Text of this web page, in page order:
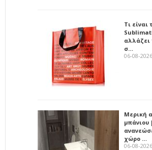
Τι είναι
αλλάζει
σ…
06-08-2026
Μερική
χώρο …
06-08-2026